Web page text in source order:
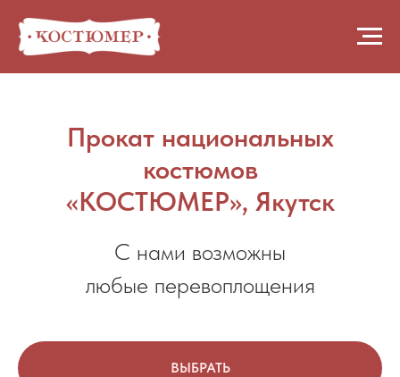
Прокат национальных
костюмов
«КОСТЮМЕР», Якутск
С нами возможны
любые перевоплощения
ВЫБРАТЬ